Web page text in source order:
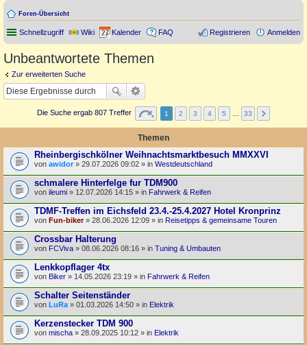
Foren-Übersicht
Schnellzugriff Wiki Kalender FAQ Anmelden
Registrieren
Unbeantwortete Themen
Zur erweiterten Suche
Die Suche ergab 807 Treffer 1 2 3 4 5 33
Themen
Rheinbergischkölner Weihnachtsmarktbesuch MMXXVI
von awidor» 29.07.2026 09:02 » in Westdeutschland
schmalere Hinterfelge fur TDM900
von ileumi » 12.07.2026 14:15 » in Fahrwerk & Reifen
TDMF-Treffen im Eichsfeld 23.4.-25.4.2027 Hotel Kronprinz
von Fun-biker» 28.06.2026 12:09 » in Reisetipps & gemeinsame Touren
Crossbar Halterung
von FCViva » 08.06.2026 08:16 » in Tuning & Umbauten
Lenkkopflager 4tx
von Biker » 14.05.2026 23:19 » in Fahrwerk & Reifen
Schalter Seitenständer
von LuRa » 01.03.2026 14:50 » in Elektrik
Kerzenstecker TDM 900
von mischa » 28.09.2025 10:12 » in Elektrik